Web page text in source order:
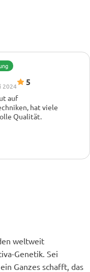
2024
5
auf
hat viele
Qualität.
Arbeit investieren
vielleicht
aber nicht frisch,
wie überreif oder so.
sie Ihren
weltweit
Genetik. Sei
Ganzes schafft, das